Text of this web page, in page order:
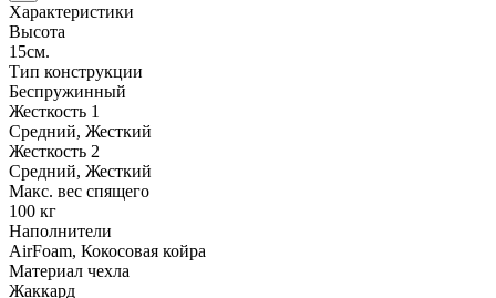
Характеристики
Высота
15см.
Тип конструкции
Беспружинный
Жесткость 1
Средний, Жесткий
Жесткость 2
Средний, Жесткий
Макс. вес спящего
100 кг
Наполнители
AirFoam, Кокосовая койра
Материал чехла
Жаккард